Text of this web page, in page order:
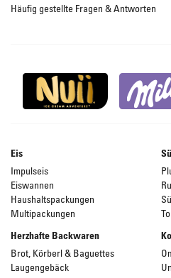
Häufig gestellte Fragen & Antworten
Eis
Impulseis
Eiswannen
Haushaltspackungen
Multipackungen
Herzhafte Backwaren
Brot, Körberl & Baguettes
Laugengebäck